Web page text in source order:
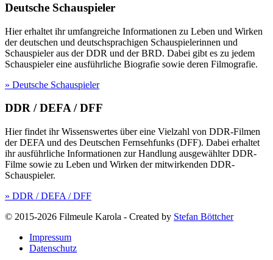
Deutsche Schauspieler
Hier erhaltet ihr umfangreiche Informationen zu Leben und Wirken
der deutschen und deutschsprachigen Schauspielerinnen und
Schauspieler aus der DDR und der BRD. Dabei gibt es zu jedem
Schauspieler eine ausführliche Biografie sowie deren Filmografie.
» Deutsche Schauspieler
DDR / DEFA / DFF
Hier findet ihr Wissenswertes über eine Vielzahl von DDR-Filmen
der DEFA und des Deutschen Fernsehfunks (DFF). Dabei erhaltet
ihr ausführliche Informationen zur Handlung ausgewählter DDR-
Filme sowie zu Leben und Wirken der mitwirkenden DDR-
Schauspieler.
» DDR / DEFA / DFF
© 2015-2026 Filmeule Karola - Created by Stefan Böttcher
Impressum
Datenschutz